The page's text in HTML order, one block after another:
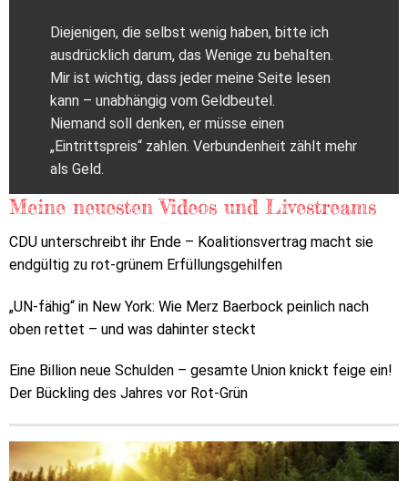
Diejenigen, die selbst wenig haben, bitte ich
ausdrücklich darum, das Wenige zu behalten.
Mir ist wichtig, dass jeder meine Seite lesen
kann – unabhängig vom Geldbeutel.
Niemand soll denken, er müsse einen
„Eintrittspreis“ zahlen. Verbundenheit zählt mehr
als Geld.
Meine neuesten Videos und Livestreams
CDU unterschreibt ihr Ende – Koalitionsvertrag macht sie
endgültig zu rot-grünem Erfüllungsgehilfen
„UN-fähig“ in New York: Wie Merz Baerbock peinlich nach
oben rettet – und was dahinter steckt
Eine Billion neue Schulden – gesamte Union knickt feige ein!
Der Bückling des Jahres vor Rot-Grün